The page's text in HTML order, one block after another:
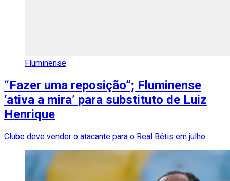
Fluminense
“Fazer uma reposição”; Fluminense
‘ativa a mira’ para substituto de Luiz
Henrique
Clube deve vender o atacante para o Real Bétis em julho